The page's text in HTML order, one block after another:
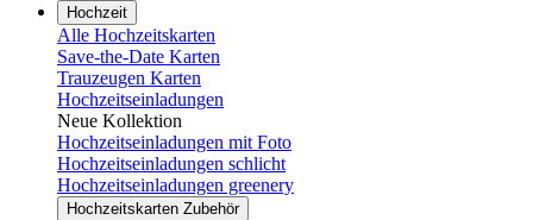
Hochzeit
Alle Hochzeitskarten
Save-the-Date Karten
Trauzeugen Karten
Hochzeitseinladungen
Neue Kollektion
Hochzeitseinladungen mit Foto
Hochzeitseinladungen schlicht
Hochzeitseinladungen greenery
Hochzeitskarten Zubehör